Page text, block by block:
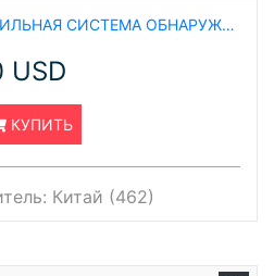
АВТОМОБИЛЬНАЯ МОБИЛЬНАЯ СИСТЕМА ОБНАРУЖЕНИЯ БПЛА С ДАЛЬНОСТЬЮ ДЕЙСТВИЯ 1.5 КМ, ВКЛЮЧАЮЩАЯ ПРОТИВОДРОНОВУЮ ТЕПЛОВИЗИОННУЮ КАМЕРУ С ЛАЗЕРНЫМ ДАЛЬНОМЕРОМ (LRF)
USD
КУПИТЬ
Китай (462)